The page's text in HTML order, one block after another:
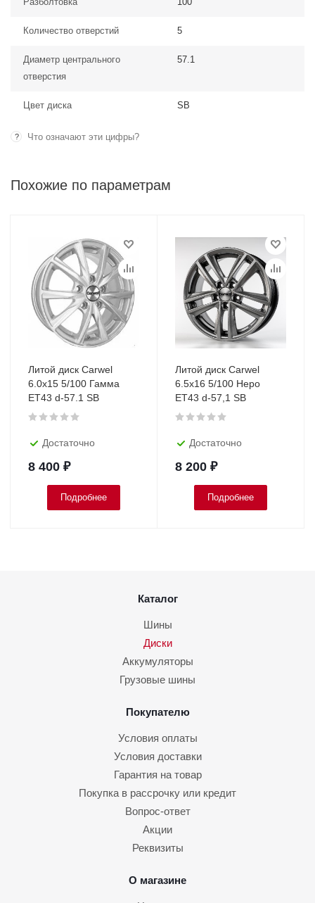
Количество отверстий 5
Диаметр центрального
отверстия
57.1
Цвет диска SB
? Что означают эти цифры?
Похожие по параметрам
Литой диск Carwel
6.0x15 5/100 Гамма
ET43 d-57.1 SB
Достаточно
8 400 ₽
Подробнее
Литой диск Carwel
6.5х16 5/100 Hepo
ET43 d-57,1 SB
Достаточно
8 200 ₽
Подробнее
Каталог
Шины
Диски
Аккумуляторы
Грузовые шины
Покупателю
Условия оплаты
Условия доставки
Гарантия на товар
Покупка в рассрочку или кредит
Вопрос-ответ
Акции
Реквизиты
О магазине